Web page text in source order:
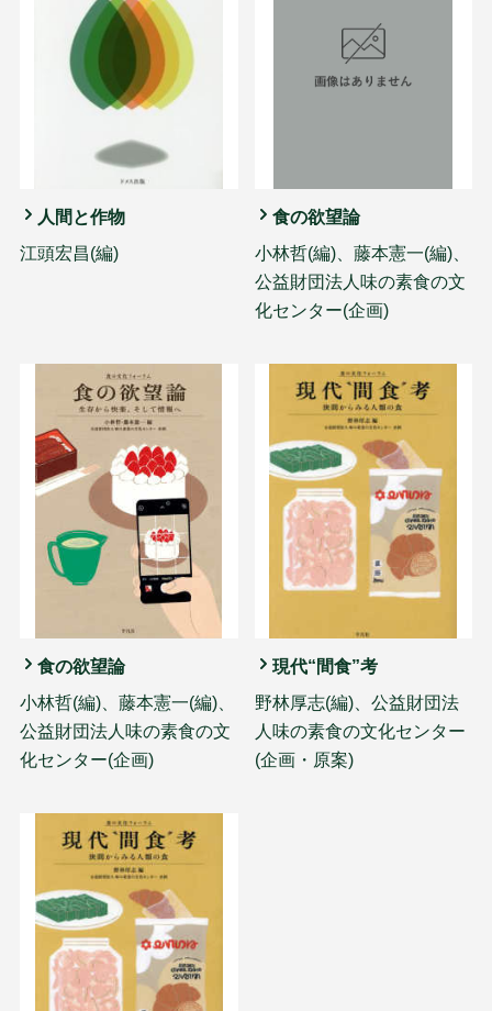
人間と作物
江頭宏昌(編)
食の欲望論
小林哲(編)、藤本憲一(編)、
公益財団法人味の素食の文
化センター(企画)
食の欲望論
小林哲(編)、藤本憲一(編)、
公益財団法人味の素食の文
化センター(企画)
現代“間食”考
野林厚志(編)、公益財団法
人味の素食の文化センター
(企画・原案)